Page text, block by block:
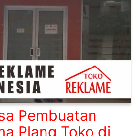
Pembuatan
Plang Toko di